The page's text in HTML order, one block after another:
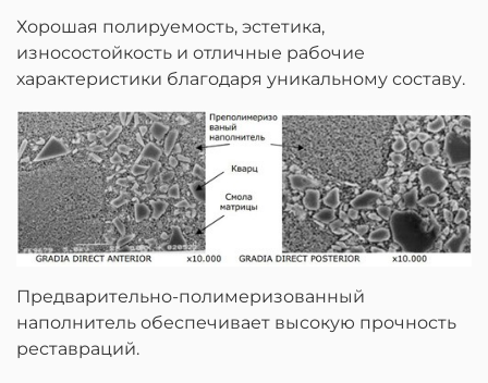
Хорошая полируемость, эстетика,
износостойкость и отличные рабочие
характеристики благодаря уникальному составу.
Предварительно-полимеризованный
наполнитель обеспечивает высокую прочность
реставраций.